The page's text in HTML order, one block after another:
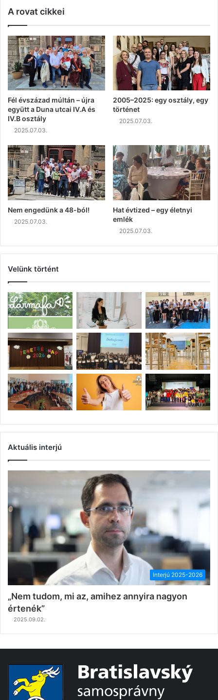
A rovat cikkei
Fél évszázad múltán – újra
együtt a Duna utcai IV.A és
IV.B osztály
2025.07.03.
2005–2025: egy osztály, egy
történet
2025.07.03.
Nem engedünk a 48-ból!
2025.07.03.
Hat évtized – egy életnyi
emlék
2025.07.03.
Velünk történt
Aktuális interjú
Interjú 2025-2026
„Nem tudom, mi az, amihez annyira nagyon
értenék”
2025.09.02.